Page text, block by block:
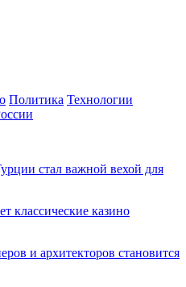
Политика Технологии
стал важной вехой для
классические казино
и архитекторов становится